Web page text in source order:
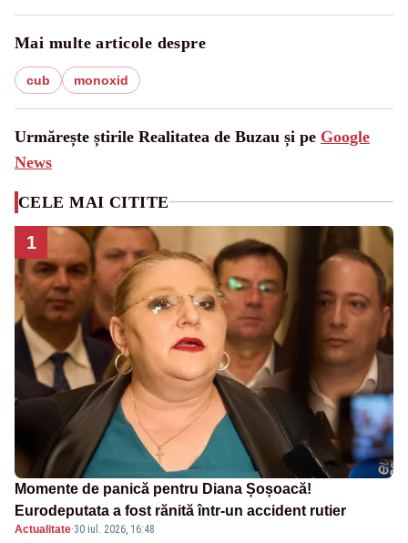
Mai multe articole despre
cub monoxid
Urmărește știrile Realitatea de Buzau și pe Google
News
CELE MAI CITITE
1
Momente de panică pentru Diana Șoșoacă!
Eurodeputata a fost rănită într-un accident rutier
Actualitate·30 iul. 2026, 16:48